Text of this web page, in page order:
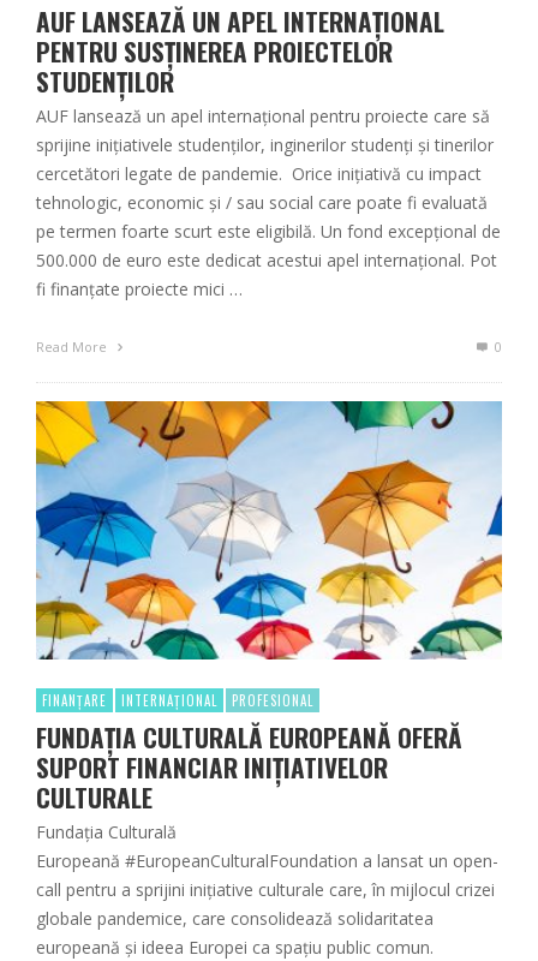
AUF LANSEAZĂ UN APEL INTERNAȚIONAL
PENTRU SUSȚINEREA PROIECTELOR
STUDENȚILOR
AUF lansează un apel internațional pentru proiecte care să
sprijine inițiativele studenților, inginerilor studenți și tinerilor
cercetători legate de pandemie. Orice inițiativă cu impact
tehnologic, economic și / sau social care poate fi evaluată
pe termen foarte scurt este eligibilă. Un fond excepțional de
500.000 de euro este dedicat acestui apel internațional. Pot
fi finanțate proiecte mici …
Read More 0
FINANȚARE INTERNAȚIONAL PROFESIONAL
FUNDAȚIA CULTURALĂ EUROPEANĂ OFERĂ
SUPORT FINANCIAR INIȚIATIVELOR
CULTURALE
Fundația Culturală
Europeană #EuropeanCulturalFoundation a lansat un open-
call pentru a sprijini inițiative culturale care, în mijlocul crizei
globale pandemice, care consolidează solidaritatea
europeană și ideea Europei ca spațiu public comun.